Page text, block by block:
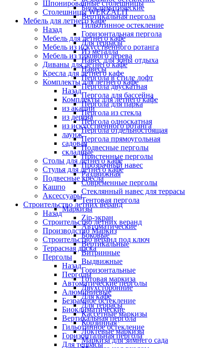
Биоклиматические
Вертикальная пергола
Гильотинное остекление
Горизонтальная пергола
Для террасы
Из металла
Навес для зоны отдыха
Навесы
Пергола в стиле лофт
Пергола двускатная
Пергола для бассейна
Пергола для парка
Пергола из стекла
Пергола односкатная
Пергола отдельностоящая
Пергола прямоугольная
Подвесные перголы
Пристенные перголы
Прозрачный навес
Раздвижная
Современные перголы
Стеклянный навес для террасы
Тентовая пергола
Маркизы
Zip-экран
Автоматические
Боковые
Вертикальные
Витринные
Выдвижные
Горизонтальные
Готовая маркиза
Двухсторонние
Для кафе
Для террасы
Кассетные маркизы
Корзинная
Локтевые маркизы
Маркиза для зимнего сада
Шпонированные столешницы
Столешницы WERZALIT
Мебель для летнего кафе
Назад
Мебель для летнего кафе
Мебель из искусственного ротанга
Мебель из тикового дерева
Диваны для летнего кафе
Кресла для летнего кафе
Комплекты для летнего кафе
Назад
Комплекты для летнего кафе
из акации
из дерева
из искусственного ротанга
лаунж
садовая
складные
Столы для летнего кафе
Стулья для летнего кафе
Подвесные кресла
Кашпо
Аксессуары
Строительство летних веранд
Назад
Строительство летних веранд
Производство Маркиз
Строительство веранд под ключ
Террасная доска
Перголы
Назад
Перголы
Автоматические перголы
Алюминиевые
Безрамное остекление
Биоклиматические
Вертикальная пергола
Гильотинное остекление
Горизонтальная пергола
Для террасы